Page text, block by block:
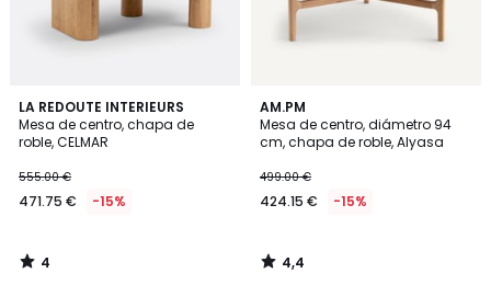
LA REDOUTE INTERIEURS
Mesa de centro, chapa de
roble, CELMAR
555.00 €
471.75 € -15%
4
/
5
4
/
AM.PM
Mesa de centro, diámetro 94
cm, chapa de roble, Alyasa
499.00 €
424.15 € -15%
4,4
/ 5
4,4
/